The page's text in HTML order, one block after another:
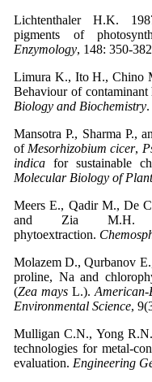
Lichtenthaler H.K.
pigments of
Enzymology
Limura K., Ito H., Chino
Behaviour of contaminant
Biology and Biochemistry
Mansotra P., Sharma P.,
of Mesorhizobium cicer,
indica for sustainable
Molecular Biology of
Meers E., Qadir M., De
and Zia M.H.
phytoextraction.
Molazem D., Qurbanov
proline, Na and
(Zea mays L.).
Environmental Science,
Mulligan C.N., Yong
technologies for metal-
evaluation. Engineering